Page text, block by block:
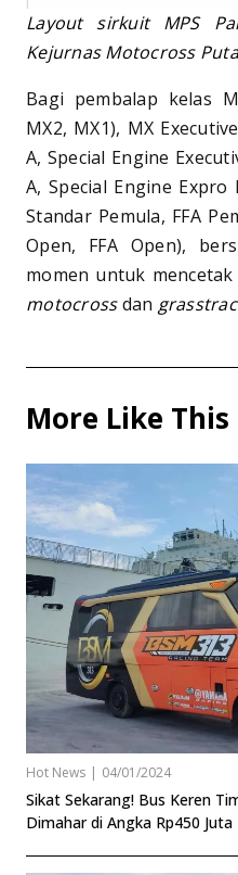
Layout sirkuit MPS
Kejurnas Motocross
Bagi pembalap kelas
MX2, MX1), MX
A, Special Engine
A, Special Engine
Standar Pemula, FFA
Open, FFA Open),
momen untuk
motocrossdan
More Like This
Hot News | 04/01/2024
Sikat Sekarang! Bus Keren
Dimahar di Angka Rp450 Juta